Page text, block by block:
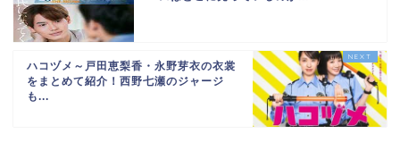
ハコヅメ～戸田恵梨香・永野芽衣の衣裳
をまとめて紹介！西野七瀬のジャージ
も...